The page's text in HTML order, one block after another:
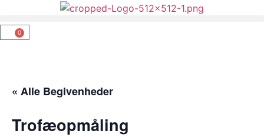
0
« Alle Begivenheder
Trofæopmåling